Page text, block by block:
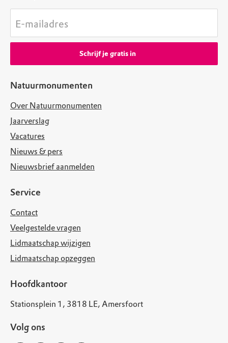
Natuurmonumenten
Over Natuurmonumenten
Jaarverslag
Vacatures
Nieuws & pers
Nieuwsbrief aanmelden
Service
Contact
Veelgestelde vragen
Lidmaatschap wijzigen
Lidmaatschap opzeggen
Hoofdkantoor
Stationsplein 1, 3818 LE, Amersfoort
Volg ons
E-mailadres
Schrijf je gratis in